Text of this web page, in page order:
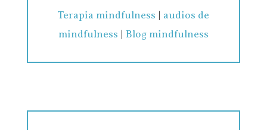
Terapia mindfulness
audios de
mindfulness
Blog mindfulness